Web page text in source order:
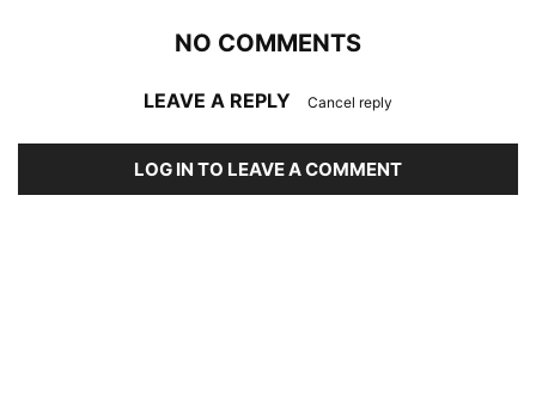
NO COMMENTS
LEAVE A REPLY Cancel reply
LOG IN TO LEAVE A COMMENT